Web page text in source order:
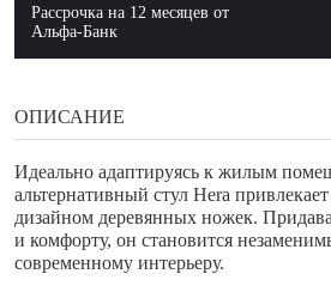
Рассрочка на 12 месяцев от
Альфа-Банк
ОПИСАНИЕ
Идеально адаптируясь к жилым
альтернативный стул Hera
дизайном деревянных ножек.
и комфорту, он становится
современному интерьеру.